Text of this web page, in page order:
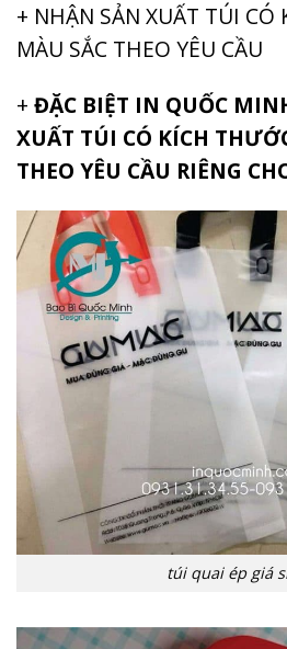
+ NHẬN SẢN XUẤT TÚI CÓ
MÀU SẮC THEO YÊU CẦU
+ ĐẶC BIỆT IN QUỐC
XUẤT TÚI CÓ KÍCH
THEO YÊU CẦU RIÊNG
túi quai ép giá